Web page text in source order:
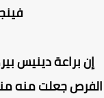
براعة دينيس
جعلت منه